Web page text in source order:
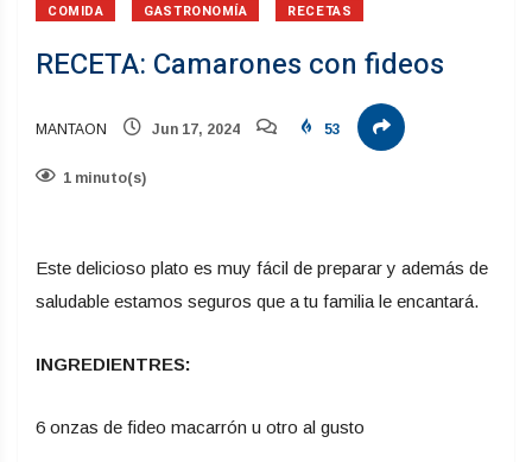
COMIDA GASTRONOMÍA RECETAS
RECETA: Camarones con fideos
MANTAON Jun 17, 2024 53
1 minuto(s)
Este delicioso plato es muy fácil de preparar y además de
saludable estamos seguros que a tu familia le encantará.
INGREDIENTRES:
6 onzas de fideo macarrón u otro al gusto